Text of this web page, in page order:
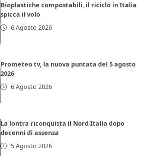
Bioplastiche compostabili, il riciclo in Italia
spicca il volo
6 Agosto 2026
Prometeo tv, la nuova puntata del 5 agosto
2026
6 Agosto 2026
La lontra riconquista il Nord Italia dopo
decenni di assenza
5 Agosto 2026